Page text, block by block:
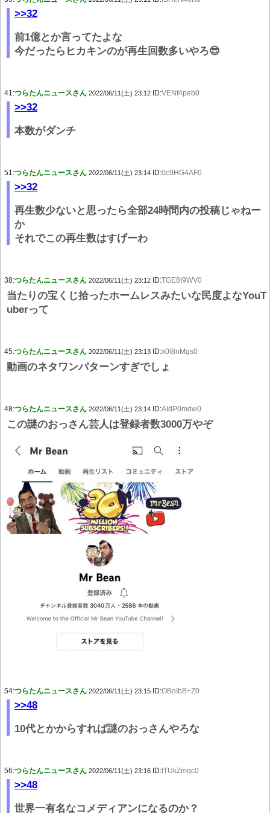
>>32
前1億とか言ってたよな
今だったらヒカキンのが再生回数多いやろ😎
41:つらたんニュースさん 2022/06/11(土) 23:12 ID:VENf4peb0
>>32
本数がダンチ
51:つらたんニュースさん 2022/06/11(土) 23:14 ID:0c9HG4AF0
>>32
再生数少ないと思ったら全部24時間内の投稿じゃねー
か
それでこの再生数はすげーわ
38:つらたんニュースさん 2022/06/11(土) 23:12 ID:TGE8I9WV0
当たりの宝くじ拾ったホームレスみたいな民度よなYouT
uberって
45:つらたんニュースさん 2022/06/11(土) 23:13 ID:x0l8nMgs0
動画のネタワンパターンすぎでしょ
48:つらたんニュースさん 2022/06/11(土) 23:14 ID:AIdP0mdw0
この謎のおっさん芸人は登録者数3000万やぞ
54:つらたんニュースさん 2022/06/11(土) 23:15 ID:OBoIbB+Z0
>>48
10代とかからすれば謎のおっさんやろな
56:つらたんニュースさん 2022/06/11(土) 23:16 ID:fTUkZmqc0
>>48
世界一有名なコメディアンになるのか？